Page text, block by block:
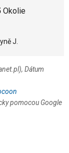
Okolie
J.
Dátum
pomocou Google